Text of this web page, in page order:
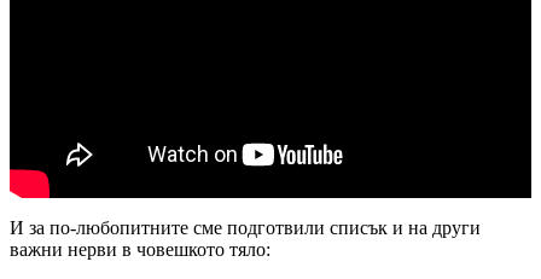
И за по-любопитните сме подготвили списък и на други
важни нерви в човешкото тяло: